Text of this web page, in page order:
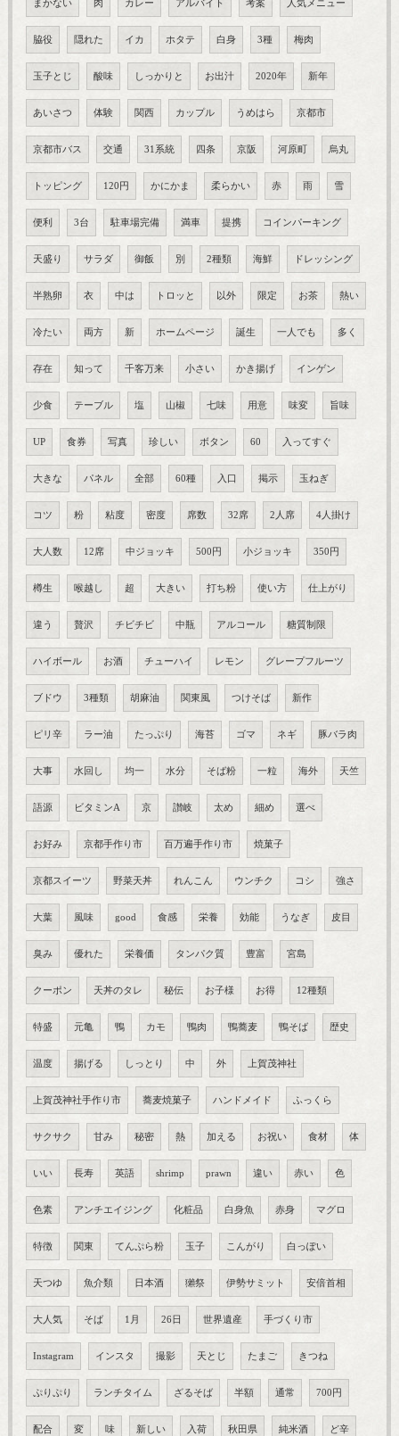
まかない 肉 カレー アルバイト 考案 人気メニュー
脇役 隠れた イカ ホタテ 白身 3種 梅肉
玉子とじ 酸味 しっかりと お出汁 2020年 新年
あいさつ 体験 関西 カップル うめはら 京都市
京都市バス 交通 31系統 四条 京阪 河原町 烏丸
トッピング 120円 かにかま 柔らかい 赤 雨 雪
便利 3台 駐車場完備 満車 提携 コインパーキング
天盛り サラダ 御飯 別 2種類 海鮮 ドレッシング
半熟卵 衣 中は トロッと 以外 限定 お茶 熱い
冷たい 両方 新 ホームページ 誕生 一人でも 多く
存在 知って 千客万来 小さい かき揚げ インゲン
少食 テーブル 塩 山椒 七味 用意 味変 旨味
UP 食券 写真 珍しい ボタン 60 入ってすぐ
大きな パネル 全部 60種 入口 掲示 玉ねぎ
コツ 粉 粘度 密度 席数 32席 2人席 4人掛け
大人数 12席 中ジョッキ 500円 小ジョッキ 350円
樽生 喉越し 超 大きい 打ち粉 使い方 仕上がり
違う 贅沢 チビチビ 中瓶 アルコール 糖質制限
ハイボール お酒 チューハイ レモン グレープフルーツ
ブドウ 3種類 胡麻油 関東風 つけそば 新作
ピリ辛 ラー油 たっぷり 海苔 ゴマ ネギ 豚バラ肉
大事 水回し 均一 水分 そば粉 一粒 海外 天竺
語源 ビタミンA 京 讃岐 太め 細め 選べ
お好み 京都手作り市 百万遍手作り市 焼菓子
京都スイーツ 野菜天丼 れんこん ウンチク コシ 強さ
大葉 風味 good 食感 栄養 効能 うなぎ 皮目
臭み 優れた 栄養価 タンパク質 豊富 宮島
クーポン 天丼のタレ 秘伝 お子様 お得 12種類
特盛 元亀 鴨 カモ 鴨肉 鴨蕎麦 鴨そば 歴史
温度 揚げる しっとり 中 外 上賀茂神社
上賀茂神社手作り市 蕎麦焼菓子 ハンドメイド ふっくら
サクサク 甘み 秘密 熱 加える お祝い 食材 体
いい 長寿 英語 shrimp prawn 違い 赤い 色
色素 アンチエイジング 化粧品 白身魚 赤身 マグロ
特徴 関東 てんぷら粉 玉子 こんがり 白っぽい
天つゆ 魚介類 日本酒 獺祭 伊勢サミット 安倍首相
大人気 そば 1月 26日 世界遺産 手づくり市
Instagram インスタ 撮影 天とじ たまご きつね
ぷりぷり ランチタイム ざるそば 半額 通常 700円
配合 変 味 新しい 入荷 秋田県 純米酒 ど辛